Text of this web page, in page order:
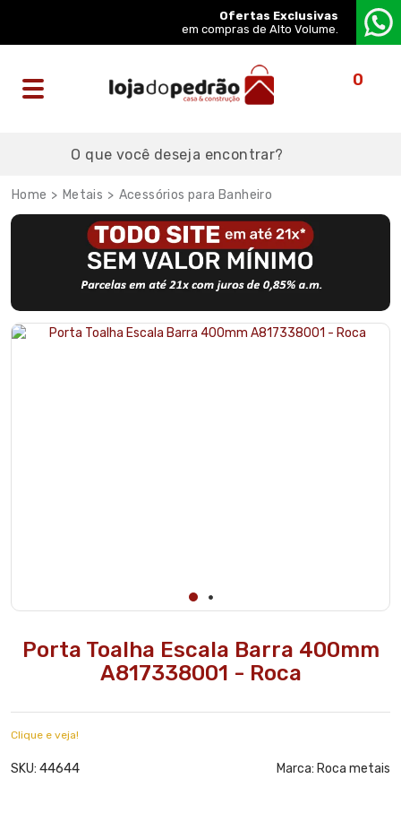
Ofertas Exclusivas
em compras de Alto Volume.
0
Metais Acessórios para Banheiro
Porta Toalha Escala Barra 400mm
A817338001 - Roca
Clique e veja!
SKU: 44644 Marca: Roca metais